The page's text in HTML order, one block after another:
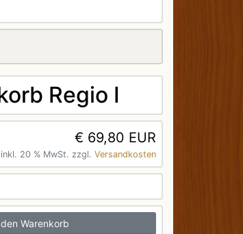
Regio I
€ 69,80 EUR
inkl. 20 % MwSt. zzgl. Versandkosten
Warenkorb